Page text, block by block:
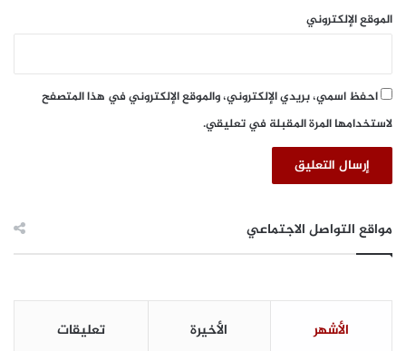
الموقع الإلكتروني
احفظ اسمي، بريدي الإلكتروني، والموقع الإلكتروني في هذا المتصفح
لاستخدامها المرة المقبلة في تعليقي.
مواقع التواصل الاجتماعي
الأشهر الأخيرة تعليقات